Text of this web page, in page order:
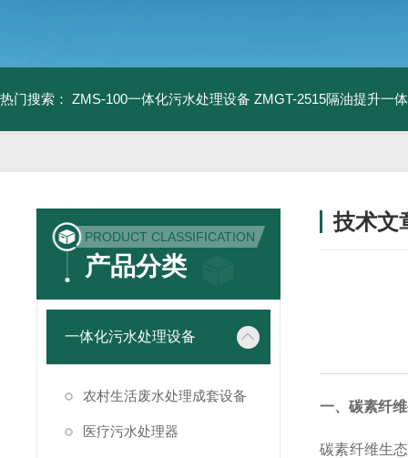
热门搜索： ZMS-100一体化污水处理设备 ZMGT-2515隔油提升一
PRODUCT CLASSIFICATION
产品分类
一体化污水处理设备
农村生活废水处理成套设备
医疗污水处理器
技术文
一、碳素纤
碳素纤维生